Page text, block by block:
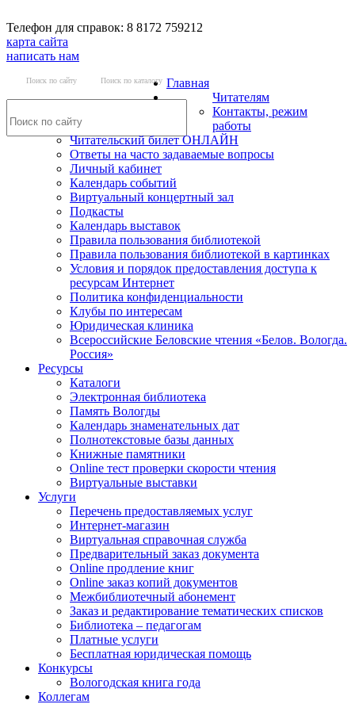
Телефон для справок: 8 8172 759212
карта сайта
написать нам
Поиск по сайту Поиск по каталогу Главная
Читателям
Контакты, режим
работы
Читательский билет ОНЛАЙН
Ответы на часто задаваемые вопросы
Личный кабинет
Календарь событий
Виртуальный концертный зал
Подкасты
Календарь выставок
Правила пользования библиотекой
Правила пользования библиотекой в картинках
Условия и порядок предоставления доступа к
ресурсам Интернет
Политика конфиденциальности
Клубы по интересам
Юридическая клиника
Всероссийские Беловские чтения «Белов. Вологда.
Россия»
Ресурсы
Каталоги
Электронная библиотека
Память Вологды
Календарь знаменательных дат
Полнотекстовые базы данных
Книжные памятники
Online тест проверки скорости чтения
Виртуальные выставки
Услуги
Перечень предоставляемых услуг
Интернет-магазин
Виртуальная справочная служба
Предварительный заказ документа
Online продление книг
Online заказ копий документов
Межбиблиотечный абонемент
Заказ и редактирование тематических списков
Библиотека – педагогам
Платные услуги
Бесплатная юридическая помощь
Конкурсы
Вологодская книга года
Коллегам